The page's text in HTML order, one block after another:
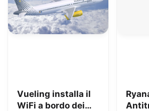
Vueling installa il
WiFi a bordo dei